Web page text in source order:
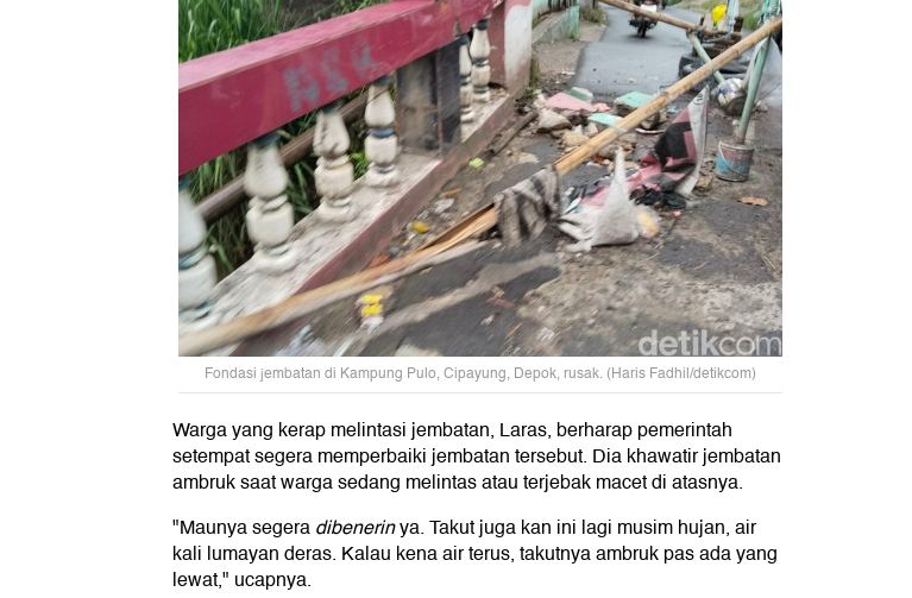
Fondasi jembatan di Kampung Pulo, Cipayung, Depok, rusak. (Haris Fadhil/detikcom)
Warga yang kerap melintasi jembatan, Laras, berharap pemerintah
setempat segera memperbaiki jembatan tersebut. Dia khawatir jembatan
ambruk saat warga sedang melintas atau terjebak macet di atasnya.
"Maunya segeradibenerinya. Takut juga kan ini lagi musim hujan, air
kali lumayan deras. Kalau kena air terus, takutnya ambruk pas ada yang
lewat," ucapnya.